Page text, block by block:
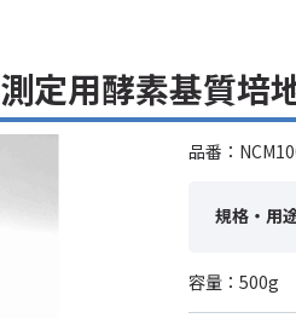
定用酵素基質培
品番：
規格・用
容量：500g